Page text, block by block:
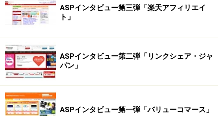
ASPインタビュー第三弾「楽天アフィリエイ
ト」
ASPインタビュー第二弾「リンクシェア・ジャ
パン」
ASPインタビュー第一弾「バリューコマース」